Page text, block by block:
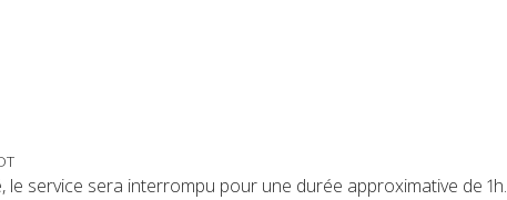
le service sera interrompu pour une durée approximative de 1h.